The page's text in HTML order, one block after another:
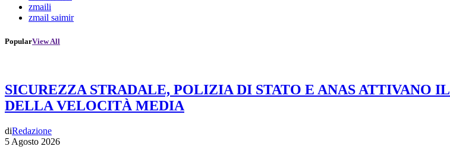
zmaili
zmail saimir
PopularView All
SICUREZZA STRADALE, POLIZIA DI STATO E ANAS ATTIVANO
DELLA VELOCITÀ MEDIA
diRedazione
5 Agosto 2026